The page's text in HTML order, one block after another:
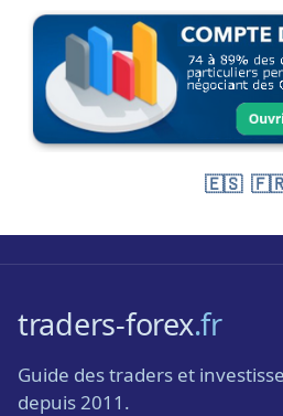
🇪🇸
traders-forex.fr
Guide des traders et
depuis 2011.